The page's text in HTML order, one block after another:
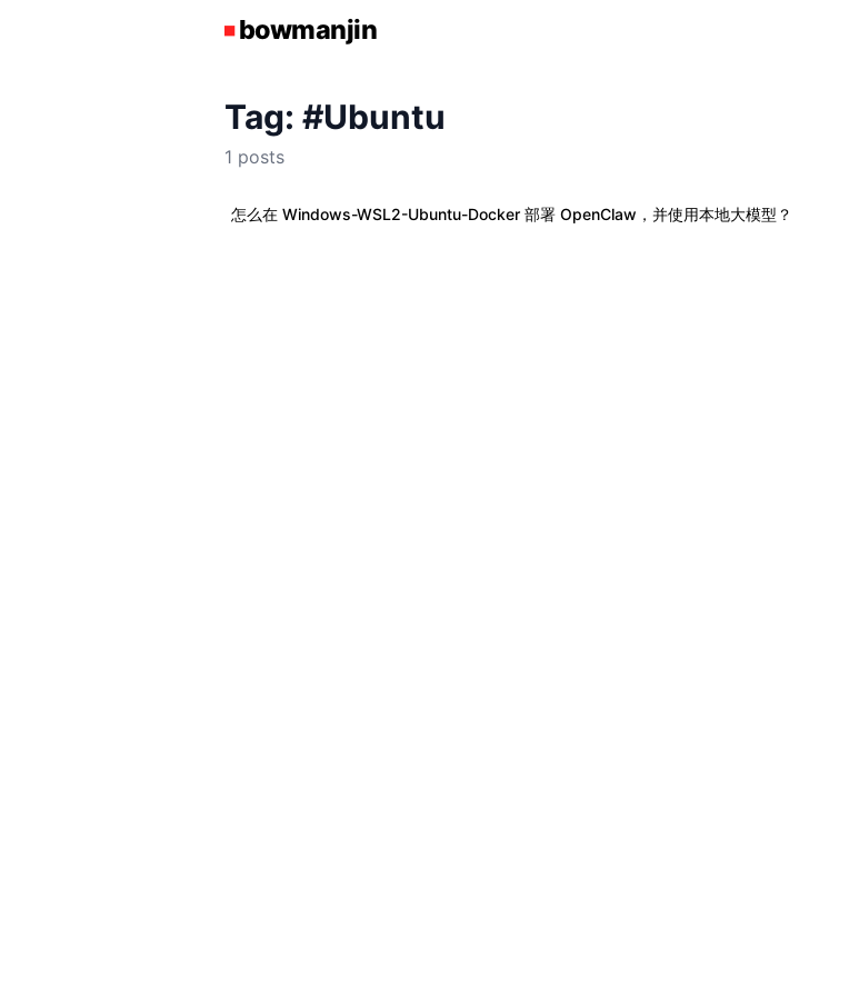
Tag: #Ubuntu
1 posts
怎么在 Windows-WSL2-Ubuntu-Docker 部署 OpenClaw，并使用本地大模型？